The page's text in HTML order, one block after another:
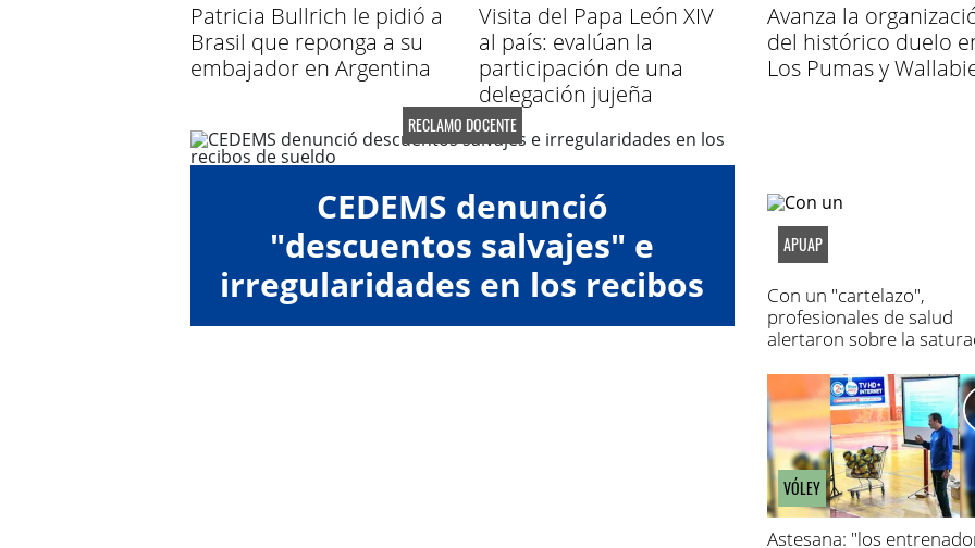
Patricia Bullrich le pidió a
Brasil que reponga a su
embajador en Argentina
Visita del Papa León XIV
al país: evalúan la
participación de una
delegación jujeña
Avanza la
del histórico duelo
Los Pumas y
RECLAMO DOCENTE
CEDEMS denunció
"descuentos salvajes" e
irregularidades en los recibos
de sueldo
APUAP
Con un "cartelazo",
profesionales de salud
alertaron sobre la
VÓLEY
Astesana: "los